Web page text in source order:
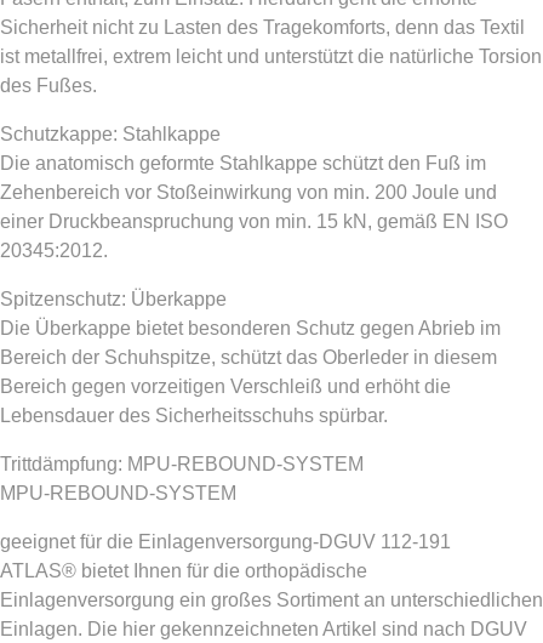
Sicherheit nicht zu Lasten des Tragekomforts, denn das Textil
ist metallfrei, extrem leicht und unterstützt die natürliche Torsion
des Fußes.
Schutzkappe: Stahlkappe
Die anatomisch geformte Stahlkappe schützt den Fuß im
Zehenbereich vor Stoßeinwirkung von min. 200 Joule und
einer Druckbeanspruchung von min. 15 kN, gemäß EN ISO
20345:2012.
Spitzenschutz: Überkappe
Die Überkappe bietet besonderen Schutz gegen Abrieb im
Bereich der Schuhspitze, schützt das Oberleder in diesem
Bereich gegen vorzeitigen Verschleiß und erhöht die
Lebensdauer des Sicherheitsschuhs spürbar.
Trittdämpfung: MPU-REBOUND-SYSTEM
MPU-REBOUND-SYSTEM
geeignet für die Einlagenversorgung-DGUV 112-191
ATLAS® bietet Ihnen für die orthopädische
Einlagenversorgung ein großes Sortiment an unterschiedlichen
Einlagen. Die hier gekennzeichneten Artikel sind nach DGUV